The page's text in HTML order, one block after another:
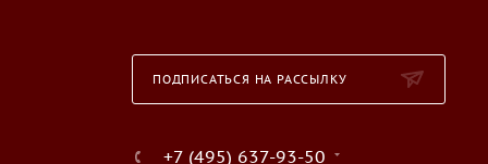
ПОДПИСАТЬСЯ НА РАССЫЛКУ
+7 (495) 637-93-50